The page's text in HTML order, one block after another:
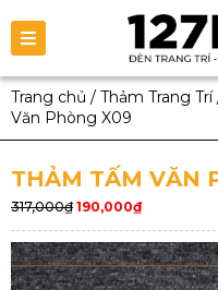
Trang chủ / Thảm Trang Trí
Văn Phòng X09
THẢM TẤM VĂN
317,000₫ 190,000₫